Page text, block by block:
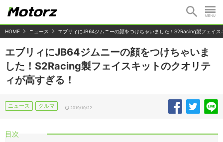
HOME ニュース エブリィにJB64ジムニーの顔をつけちゃいました！S2Racing製フェイ
エブリィにJB64ジムニーの顔をつけちゃいま
した！S2Racing製フェイスキットのクオリテ
ィが高すぎる！
ニュース クルマ 2019/10/22
目次